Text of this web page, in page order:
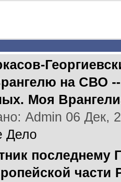
на СВО
Моя
Admin 06 Дек,
Дело
последнему
части